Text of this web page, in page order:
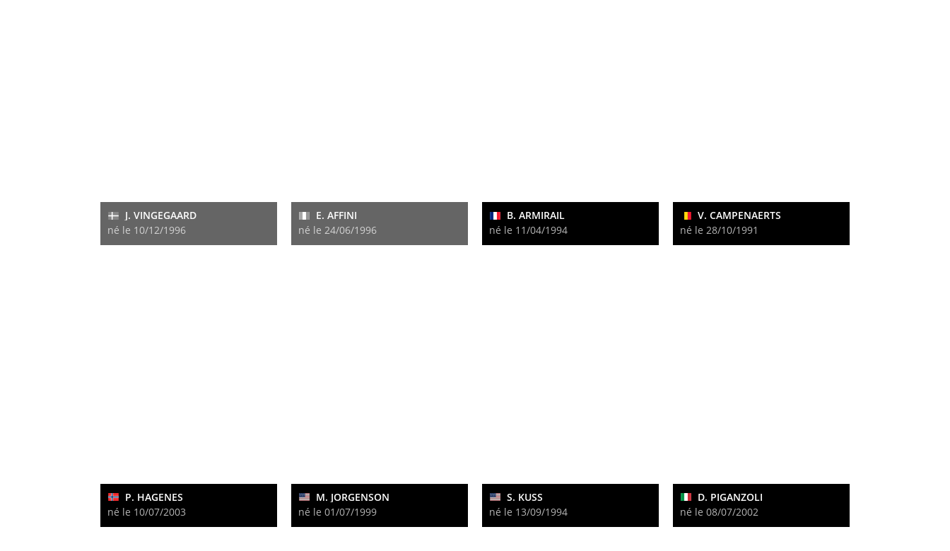
J. VINGEGAARD
né le 10/12/1996
E. AFFINI
né le 24/06/1996
B. ARMIRAIL
né le 11/04/1994
V. CAMPENAERTS
né le 28/10/1991
P. HAGENES
né le 10/07/2003
M. JORGENSON
né le 01/07/1999
S. KUSS
né le 13/09/1994
D. PIGANZOLI
né le 08/07/2002